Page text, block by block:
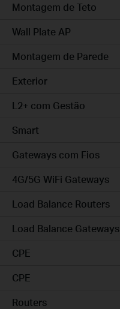
Montagem de Teto
Wall Plate AP
Montagem de Parede
Exterior
L2+ com Gestão
Smart
Gateways com Fios
4G/5G WiFi Gateways
Load Balance Routers
Load Balance Gateways
CPE
CPE
Routers